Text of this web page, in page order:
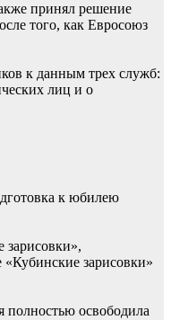
принял решение
того, как Евросоюз
к данным трех служб:
лиц и о
к юбилею
зарисовки»,
зарисовки»
полностью освободила